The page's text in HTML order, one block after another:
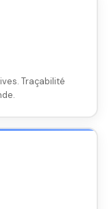
Traçabilité